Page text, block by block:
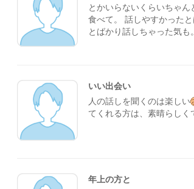
とかいらないくらいちゃ
食べて。 話しやすかった
とばかり話しちゃった気も
たことなので鵜呑みにし
いい出会い
人の話しを聞くのは楽しい
てくれる方は、素晴らしく
年上の方と